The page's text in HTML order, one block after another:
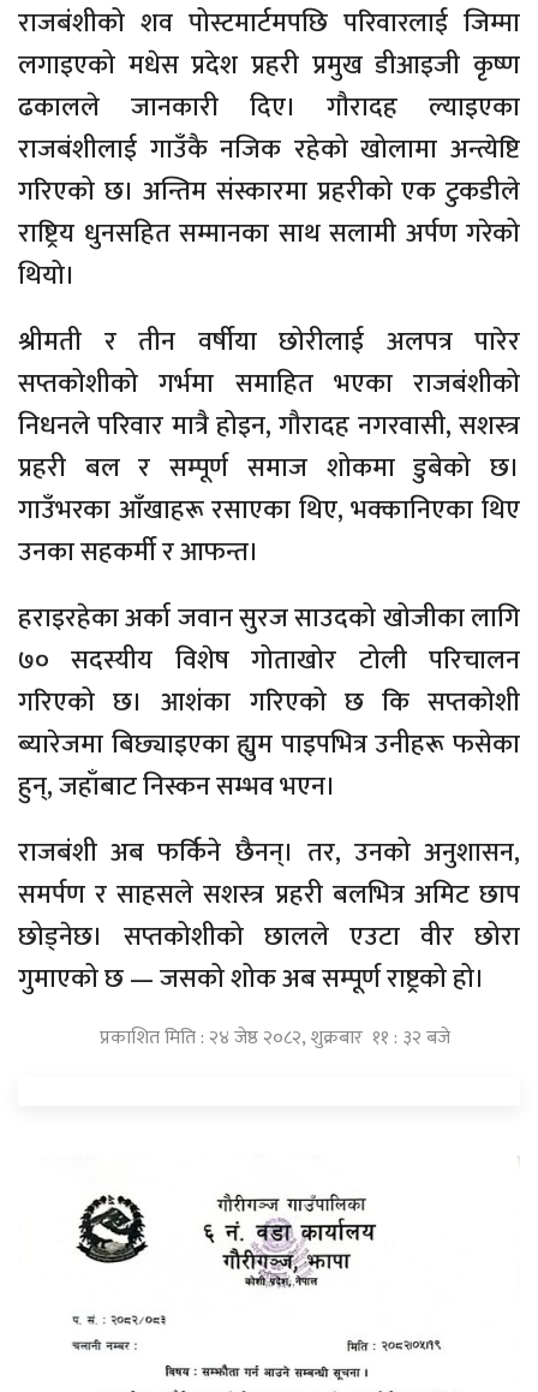
राजबंशीको शव पोस्टमार्टमपछि परिवारलाई जिम्मा
लगाइएको मधेस प्रदेश प्रहरी प्रमुख डीआइजी कृष्ण
ढकालले जानकारी दिए। गौरादह ल्याइएका
राजबंशीलाई गाउँकै नजिक रहेको खोलामा अन्त्येष्टि
गरिएको छ। अन्तिम संस्कारमा प्रहरीको एक टुकडीले
राष्ट्रिय धुनसहित सम्मानका साथ सलामी अर्पण गरेको
थियो।
श्रीमती र तीन वर्षीया छोरीलाई अलपत्र पारेर
सप्तकोशीको गर्भमा समाहित भएका राजबंशीको
निधनले परिवार मात्रै होइन, गौरादह नगरवासी, सशस्त्र
प्रहरी बल र सम्पूर्ण समाज शोकमा डुबेको छ।
गाउँभरका आँखाहरू रसाएका थिए, भक्कानिएका थिए
उनका सहकर्मी र आफन्त।
हराइरहेका अर्का जवान सुरज साउदको खोजीका लागि
७० सदस्यीय विशेष गोताखोर टोली परिचालन
गरिएको छ। आशंका गरिएको छ कि सप्तकोशी
ब्यारेजमा बिछ्याइएका ह्युम पाइपभित्र उनीहरू फसेका
हुन्, जहाँबाट निस्कन सम्भव भएन।
राजबंशी अब फर्किने छैनन्। तर, उनको अनुशासन,
समर्पण र साहसले सशस्त्र प्रहरी बलभित्र अमिट छाप
छोड्नेछ। सप्तकोशीको छालले एउटा वीर छोरा
गुमाएको छ — जसको शोक अब सम्पूर्ण राष्ट्रको हो।
प्रकाशित मिति : २४ जेष्ठ २०८२, शुक्रबार ११ : ३२ बजे